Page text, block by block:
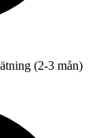
(2-3 mån)